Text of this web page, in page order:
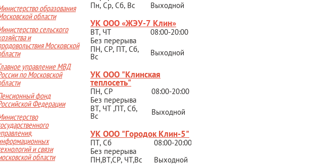
образования
области
сельского
и
Московской
управление МВД
по Московской
фонд
Федерации
и связи
области
Пн, Ср, Сб, Вс
Выходной
УК ООО «ЖЭУ-7 Клин»
ВТ, ЧТ
08:00-20:00
Без перерыва
ПН, СР, ПТ, Сб,
Вс Выходной
УК ООО "Клинская
теплосеть"
ПН, СР
08:00-20:00
Без перерыва
ВТ, ЧТ ,ПТ, Сб,
Вс Выходной
УК ООО "Городок Клин-5"
ПТ, Сб
08:00-20:00
Без перерыва
ПН,ВТ,СР, ЧТ,Вс Выходной